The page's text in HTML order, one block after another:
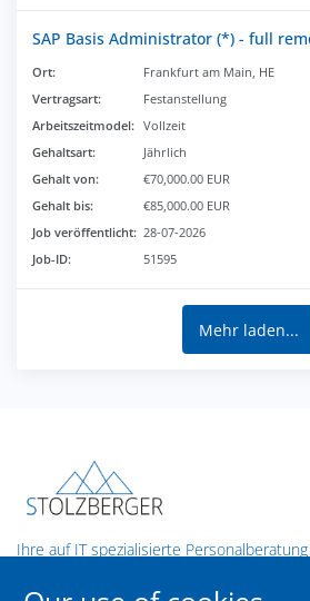
SAP Basis Administrator (*) - full
Ort:
Frankfurt am Main, HE
Vertragsart:
Festanstellung
Arbeitszeitmodel: Vollzeit
Gehaltsart:
Jährlich
Gehalt von:
€70,000.00 EUR
Gehalt bis:
€85,000.00 EUR
Job veröffentlicht: 28-07-2026
Job-ID:
51595
Mehr laden...
Ihre auf IT spezialisierte
Contact us